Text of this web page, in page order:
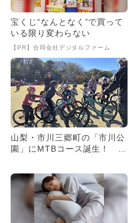
宝くじ“なんとなく”で買って
いる限り変わらない
【PR】合同会社デジタルファーム
山梨・市川三郷町の「市川公
園」にMTBコース誕生！ リ